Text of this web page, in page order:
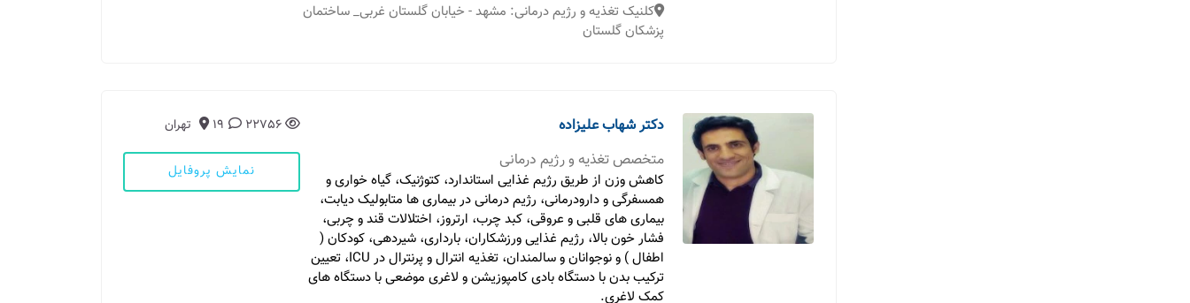
کلنیک تغذیه و رژیم درمانی: مشهد - خیابان گلستان غربی_ ساختمان
پزشکان گلستان
دکتر شهاب علیزاده
متخصص تغذیه و رژیم درمانی
کاهش وزن از طریق رژیم غذایی استاندارد، کتوژنیک، گیاه خواری و
همسفرگی و دارودرمانی، رژیم درمانی در بیماری ها متابولیک دیابت،
بیماری های قلبی و عروقی، کبد چرب، ارتروز، اختلالات قند و چربی،
فشار خون بالا، رژیم غذایی ورزشکاران، بارداری، شیردهی، کودکان (
اطفال ) و نوجوانان و سالمندان، تغذیه انترال و پرنترال در ICU، تعیین
ترکیب بدن با دستگاه بادی کامپوزیشن و لاغری موضعی با دستگاه های
کمک لاغری.
22756
19 تهران
نمایش پروفایل